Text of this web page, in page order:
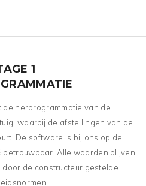
1
de herprogrammatie van de
waarbij de afstellingen van de
De software is bij ons op de
Alle waarden blijven
de constructeur gestelde